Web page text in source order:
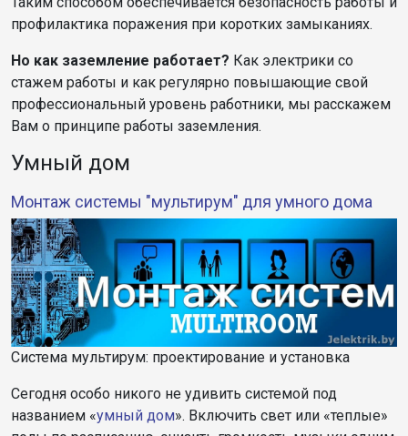
профилактика поражения при коротких замыканиях.
Но как заземление работает? Как электрики со
стажем работы и как регулярно повышающие свой
профессиональный уровень работники, мы расскажем
Вам о принципе работы заземления.
Умный дом
Монтаж системы "мультирум" для умного дома
Система мультирум: проектирование и установка
Сегодня особо никого не удивить системой под
названием «умный дом». Включить свет или «теплые»